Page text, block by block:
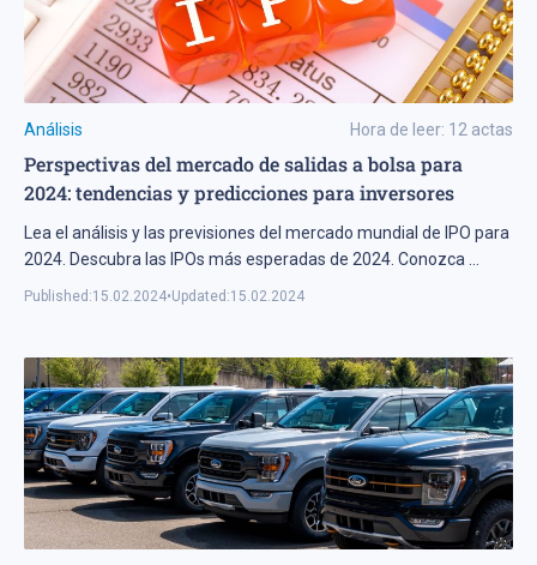
Análisis Hora de leer: 12 actas
Perspectivas del mercado de salidas a bolsa para
2024: tendencias y predicciones para inversores
Lea el análisis y las previsiones del mercado mundial de IPO para
2024. Descubra las IPOs más esperadas de 2024. Conozca ...
Published:15.02.2024•Updated:15.02.2024